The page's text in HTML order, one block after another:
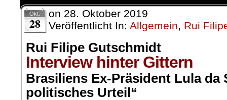
Okt.
28
on 28. Oktober 2019
Veröffentlicht In: Allgemein, Rui
Rui Filipe Gutschmidt
Interview hinter Gittern
Brasiliens Ex-Präsident Lula da
politisches Urteil“